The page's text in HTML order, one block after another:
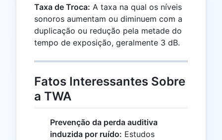
Taxa de Troca: A taxa na qual os níveis
sonoros aumentam ou diminuem com a
duplicação ou redução pela metade do
tempo de exposição, geralmente 3 dB.
Fatos Interessantes Sobre
a TWA
Prevenção da perda auditiva
induzida por ruído: Estudos